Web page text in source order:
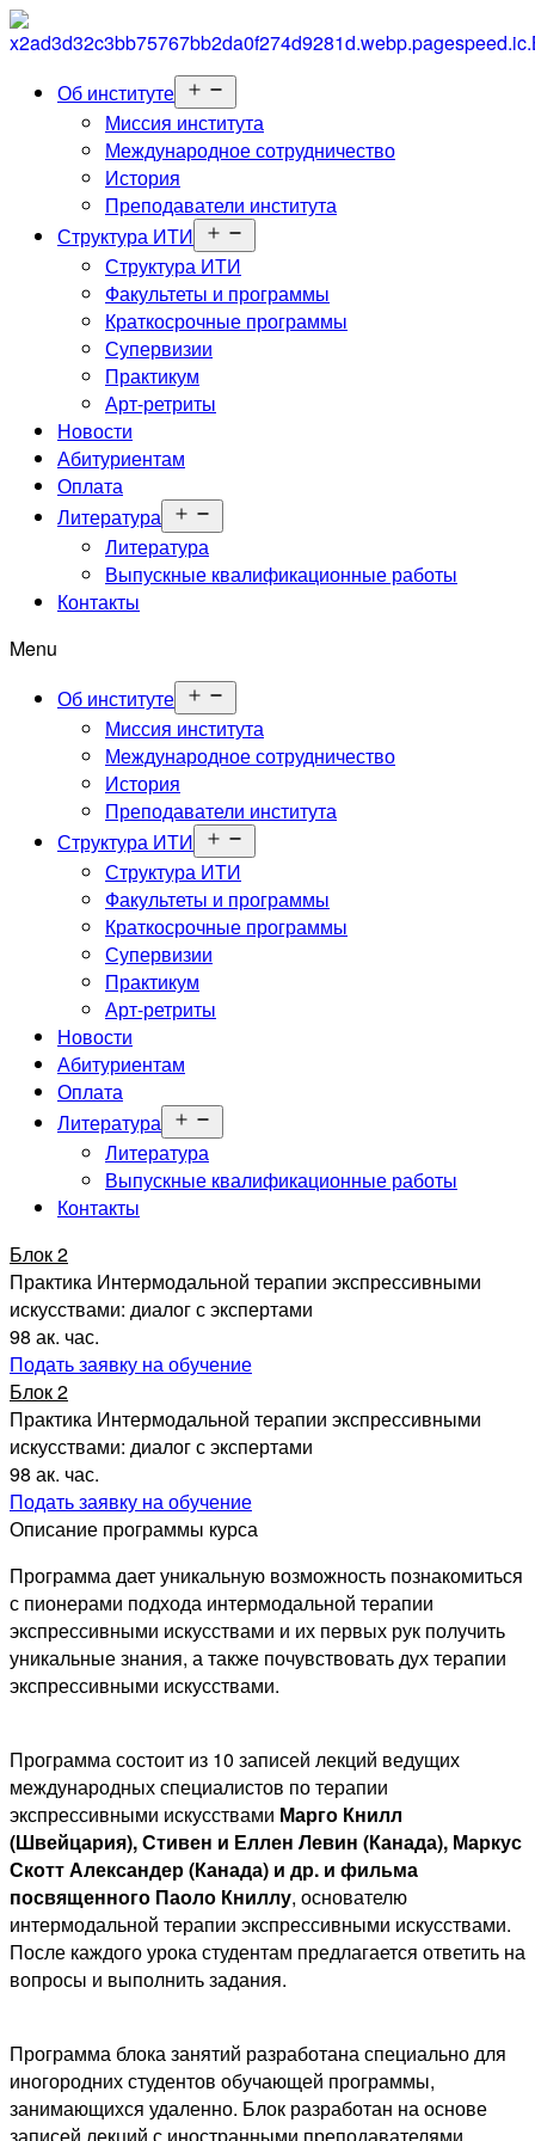
Об институте
меню
Миссия института
Международное сотрудничество
История
Преподаватели института
Структура ИТИ
меню
Структура ИТИ
Факультеты и программы
Краткосрочные программы
Супервизии
Практикум
Арт-ретриты
Новости
Абитуриентам
Оплата
Литература
меню
Литература
Выпускные квалификационные работы
Контакты
Menu
Об институте
меню
Миссия института
Международное сотрудничество
История
Преподаватели института
Структура ИТИ
меню
Структура ИТИ
Факультеты и программы
Краткосрочные программы
Супервизии
Практикум
Арт-ретриты
Новости
Абитуриентам
Оплата
Литература
меню
Литература
Выпускные квалификационные работы
Контакты
Блок 2
Практика Интермодальной терапии экспрессивными
искусствами: диалог с экспертами
98 ак. час.
Подать заявку на обучение
Блок 2
Практика Интермодальной терапии экспрессивными
искусствами: диалог с экспертами
98 ак. час.
Подать заявку на обучение
Описание программы курса
Программа дает уникальную возможность познакомиться
с пионерами подхода интермодальной терапии
экспрессивными искусствами и их первых рук получить
уникальные знания, а также почувствовать дух терапии
экспрессивными искусствами.
Программа состоит из 10 записей лекций ведущих
международных специалистов по терапии
экспрессивными искусствами Марго Книлл
(Швейцария), Стивен и Еллен Левин (Канада), Маркус
Скотт Александер (Канада) и др. и фильма
посвященного Паоло Книллу, основателю
интермодальной терапии экспрессивными искусствами.
После каждого урока студентам предлагается ответить на
вопросы и выполнить задания.
Программа блока занятий разработана специально для
иногородних студентов обучающей программы,
занимающихся удаленно. Блок разработан на основе